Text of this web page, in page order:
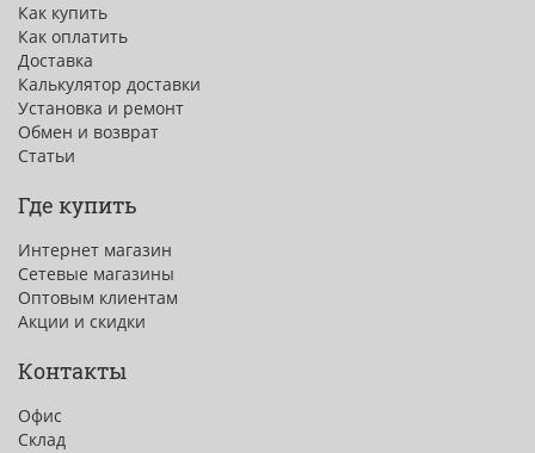
Как купить
Как оплатить
Доставка
Калькулятор доставки
Установка и ремонт
Обмен и возврат
Статьи
Где купить
Интернет магазин
Сетевые магазины
Оптовым клиентам
Акции и скидки
Контакты
Офис
Склад